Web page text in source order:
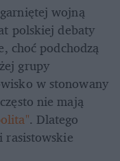
wojną
polskiej debaty
choć podchodzą
grupy
w stonowany
nie mają
. Dlatego
rasistowskie